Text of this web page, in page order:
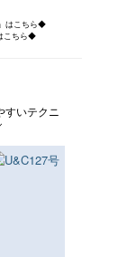
」はこちら◆
こちら◆
いテクニ